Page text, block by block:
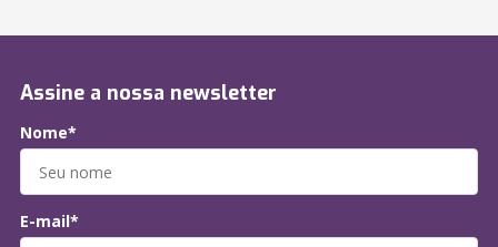
Assine a nossa newsletter
Nome*
E-mail*